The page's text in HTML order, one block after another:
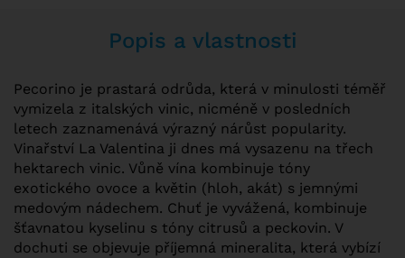
Popis a vlastnosti
Pecorino je prastará odrůda, která v minulosti téměř
vymizela z italských vinic, nicméně v posledních
letech zaznamenává výrazný nárůst popularity.
Vinařství La Valentina ji dnes má vysazenu na třech
hektarech vinic. Vůně vína kombinuje tóny
exotického ovoce a květin (hloh, akát) s jemnými
medovým nádechem. Chuť je vyvážená, kombinuje
šťavnatou kyselinu s tóny citrusů a peckovin. V
dochuti se objevuje příjemná mineralita, která vybízí